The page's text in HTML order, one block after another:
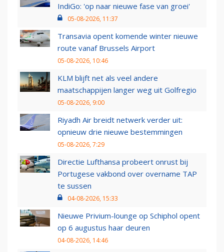
IndiGo: 'op naar nieuwe fase van groei'
05-08-2026, 11:37
Transavia opent komende winter nieuwe
route vanaf Brussels Airport
05-08-2026, 10:46
KLM blijft net als veel andere
maatschappijen langer weg uit Golfregio
05-08-2026, 9:00
Riyadh Air breidt netwerk verder uit:
opnieuw drie nieuwe bestemmingen
05-08-2026, 7:29
Directie Lufthansa probeert onrust bij
Portugese vakbond over overname TAP
te sussen
04-08-2026, 15:33
Nieuwe Privium-lounge op Schiphol opent
op 6 augustus haar deuren
04-08-2026, 14:46